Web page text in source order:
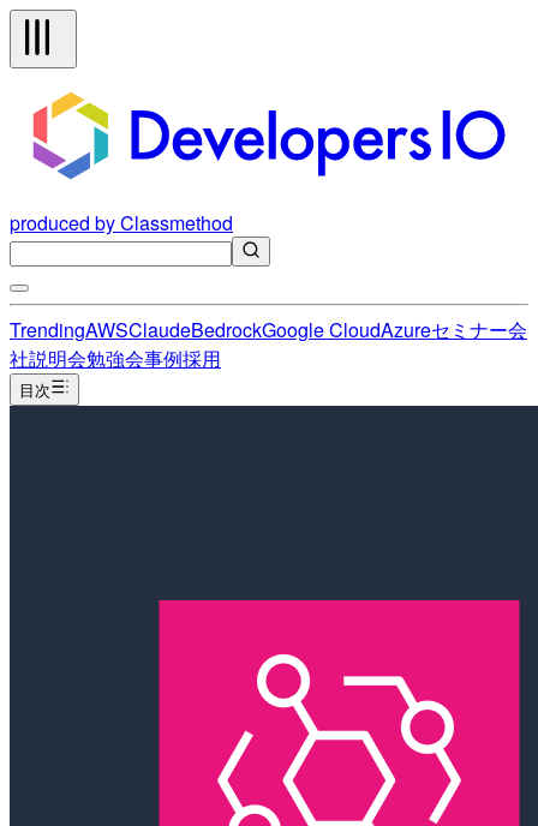
produced by Classmethod
TrendingAWSClaudeBedrockGoogle CloudAzureセミナー会
社説明会勉強会事例採用
目次